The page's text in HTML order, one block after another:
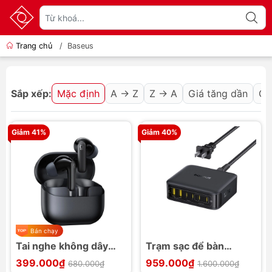
Trang chủ / Baseus
Sắp xếp: Mặc định A → Z Z → A Giá tăng dần
Giảm 41%
Bán chạy
Tai nghe không dây
Baseus Bass EP10 NC
399.000₫ 680.000₫
Giảm 40%
Trạm sạc để bàn
Baseus EnerFill FH21
959.000₫ 1.600.000₫